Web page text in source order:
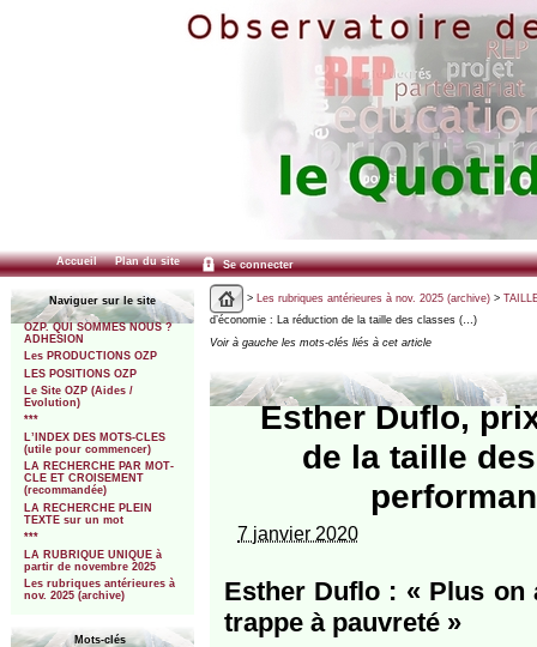
Accueil Plan du site Se connecter
Naviguer sur le site
OZP. QUI SOMMES NOUS ?
ADHESION
Les PRODUCTIONS OZP
LES POSITIONS OZP
Le Site OZP (Aides /
Evolution)
***
L’INDEX DES MOTS-CLES
(utile pour commencer)
LA RECHERCHE PAR MOT-
CLE ET CROISEMENT
(recommandée)
LA RECHERCHE PLEIN
TEXTE sur un mot
***
LA RUBRIQUE UNIQUE à
partir de novembre 2025
Les rubriques antérieures à
nov. 2025 (archive)
Mots-clés
> Les rubriques antérieures à nov. 2025 (archive)>
d’économie : La réduction de la taille des classes (…)
Voir à gauche les mots-clés liés à cet article
Esther Duflo,
de la taille
7 janvier 2020
Esther Duflo : « Plus
trappe à pauvreté »